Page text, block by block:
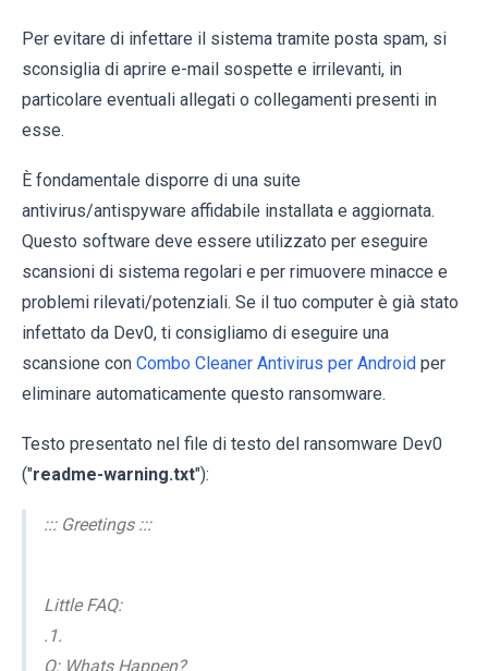
Per evitare di infettare il sistema tramite posta spam, si
sconsiglia di aprire e-mail sospette e irrilevanti, in
particolare eventuali allegati o collegamenti presenti in
esse.
È fondamentale disporre di una suite
antivirus/antispyware affidabile installata e aggiornata.
Questo software deve essere utilizzato per eseguire
scansioni di sistema regolari e per rimuovere minacce e
problemi rilevati/potenziali. Se il tuo computer è già stato
infettato da Dev0, ti consigliamo di eseguire una
scansione con Combo Cleaner Antivirus per Android per
eliminare automaticamente questo ransomware.
Testo presentato nel file di testo del ransomware Dev0
("readme-warning.txt"):
::: Greetings :::
Little FAQ:
.1.
Q: Whats Happen?